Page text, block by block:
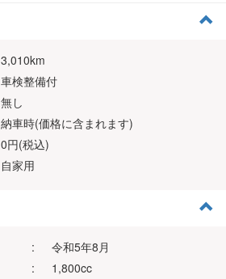
3,010km
車検整備付
無し
納車時(価格に含まれます)
0円(税込)
自家用
:
令和5年8月
:
1,800cc